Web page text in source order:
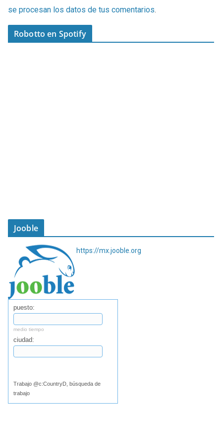
se procesan los datos de tus comentarios.
Robotto en Spotify
Jooble
https://mx.jooble.org
puesto:
medio tiempo
ciudad:
Trabajo @c:CountryD, búsqueda de
trabajo